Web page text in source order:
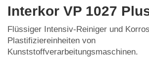
Interkor VP 1027
Flüssiger Intensiv-Reiniger und
Plastifiziereinheiten von
Kunststoffverarbeitungsmaschinen.